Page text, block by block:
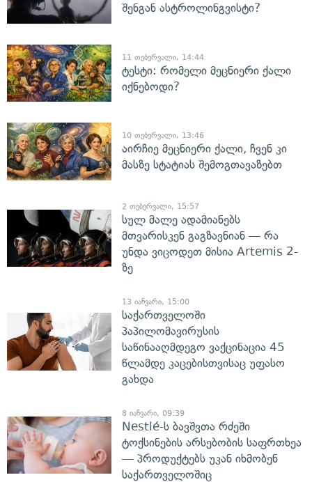
შენგან ასტროლინგვისტი?
11 თებერვალი, 14:44
ტესტი: რომელი მეცნიერი ქალი
იქნებოდი?
10 თებერვალი, 13:46
აირჩიე მეცნიერი ქალი, ჩვენ კი
მასზე სტატიას შემოგთავაზებთ
2 თებერვალი, 15:57
სულ მალე ადამიანებს
მთვარისკენ გაგზავნიან — რა
უნდა ვიცოდეთ მისია Artemis 2-
ზე
13 იანვარი, 15:00
საქართველოში
პაპილომავირუსის
საწინააღმდეგო ვაქცინაცია 45
წლამდე კაცებისთვისაც უფასო
გახდა
8 იანვარი, 09:39
Nestlé-ს ბავშვთა რძეში
ტოქსინების არსებობის საფრთხეა
— პროდუქტებს უკან იხმობენ
საქართველოშიც